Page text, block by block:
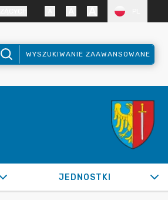
WYSZUKIWANIE ZAAWANSOWANE
JEDNOSTKI